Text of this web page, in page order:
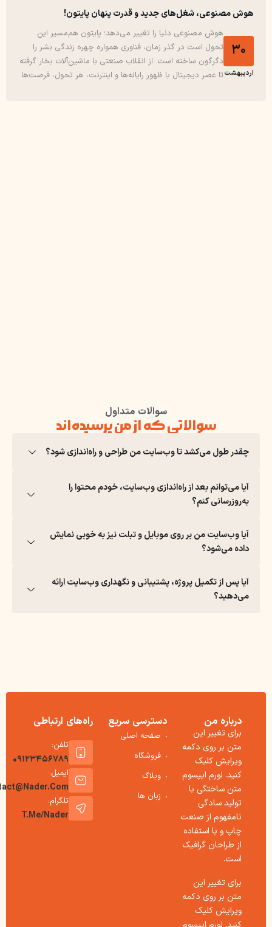
هوش مصنوعی، شغل‌های جدید و قدرت پنهان پایتون!
30
اردیبهشت
هوش مصنوعی دنیا را تغییر می‌دهد؛ پایتون هم‌مسیر این
تحول است در گذر زمان، فناوری همواره چهره زندگی بشر را
دگرگون ساخته است. از انقلاب صنعتی با ماشین‌آلات بخار گرفته
تا عصر دیجیتال با ظهور رایانه‌ها و اینترنت، هر تحول، فرصت‌ها
سوالات متداول
سوالاتی که از من پرسیده‌اند
چقدر طول می‌کشد تا وب‌سایت من طراحی و راه‌اندازی شود؟
آیا می‌توانم بعد از راه‌اندازی وب‌سایت، خودم محتوا را
به‌روزرسانی کنم؟
آیا وب‌سایت من بر روی موبایل و تبلت نیز به خوبی نمایش
داده می‌شود؟
آیا پس از تکمیل پروژه، پشتیبانی و نگهداری وب‌سایت ارائه
می‌دهید؟
درباره من
برای تغییر این
متن بر روی دکمه
ویرایش کلیک
کنید. لورم ایپسوم
متن ساختگی با
تولید سادگی
نامفهوم از صنعت
چاپ و با استفاده
از طراحان گرافیک
است.
برای تغییر این
متن بر روی دکمه
ویرایش کلیک
دسترسی سریع
صفحه اصلی
فروشگاه
وبلاگ
زبان ها
راه‌های ارتباطی
تلفن:
09123456789
ایمیل:
تلگرام:
T.me/nader